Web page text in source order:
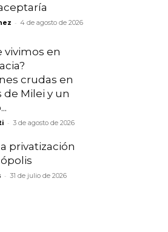
- 4 de agosto de 2026
vivimos en
crudas en
Milei y un
- 3 de agosto de 2026
privatización
- 31 de julio de 2026